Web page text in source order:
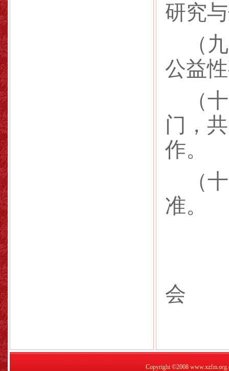
研究
（
公益
（
门，
作。
（
准。
会
Copyright ©2008